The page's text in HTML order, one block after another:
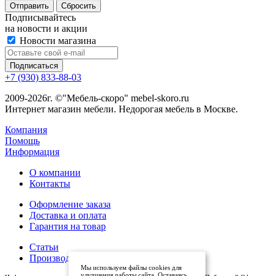
Сбросить
Подписывайтесь
на новости и акции
Новости магазина
+7 (930) 833-88-03
2009-2026г. ©"Мебель-скоро" mebel-skoro.ru
Интернет магазин мебели. Недорогая мебель в Москве.
Компания
Помощь
Информация
О компании
Контакты
Оформление заказа
Доставка и оплата
Гарантия на товар
Статьи
Производители
Мы используем файлы cookies для